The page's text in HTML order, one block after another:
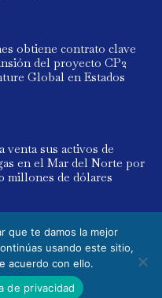
obtiene contrato clave
del proyecto CP2
Global en Estados
venta sus activos de
en el Mar del Norte por
millones de dólares
reservados. Powered by
que te damos la mejor
usando este sitio,
acuerdo con ello.
de privacidad